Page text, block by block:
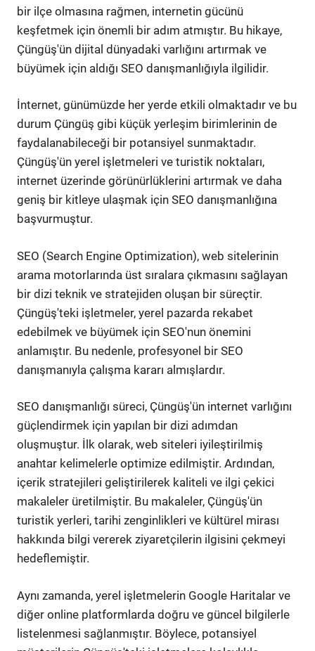
bir ilçe olmasına rağmen, internetin gücünü
keşfetmek için önemli bir adım atmıştır. Bu hikaye,
Çüngüş'ün dijital dünyadaki varlığını artırmak ve
büyümek için aldığı SEO danışmanlığıyla ilgilidir.
İnternet, günümüzde her yerde etkili olmaktadır ve bu
durum Çüngüş gibi küçük yerleşim birimlerinin de
faydalanabileceği bir potansiyel sunmaktadır.
Çüngüş'ün yerel işletmeleri ve turistik noktaları,
internet üzerinde görünürlüklerini artırmak ve daha
geniş bir kitleye ulaşmak için SEO danışmanlığına
başvurmuştur.
SEO (Search Engine Optimization), web sitelerinin
arama motorlarında üst sıralara çıkmasını sağlayan
bir dizi teknik ve stratejiden oluşan bir süreçtir.
Çüngüş'teki işletmeler, yerel pazarda rekabet
edebilmek ve büyümek için SEO'nun önemini
anlamıştır. Bu nedenle, profesyonel bir SEO
danışmanıyla çalışma kararı almışlardır.
SEO danışmanlığı süreci, Çüngüş'ün internet varlığını
güçlendirmek için yapılan bir dizi adımdan
oluşmuştur. İlk olarak, web siteleri iyileştirilmiş
anahtar kelimelerle optimize edilmiştir. Ardından,
içerik stratejileri geliştirilerek kaliteli ve ilgi çekici
makaleler üretilmiştir. Bu makaleler, Çüngüş'ün
turistik yerleri, tarihi zenginlikleri ve kültürel mirası
hakkında bilgi vererek ziyaretçilerin ilgisini çekmeyi
hedeflemiştir.
Aynı zamanda, yerel işletmelerin Google Haritalar ve
diğer online platformlarda doğru ve güncel bilgilerle
listelenmesi sağlanmıştır. Böylece, potansiyel